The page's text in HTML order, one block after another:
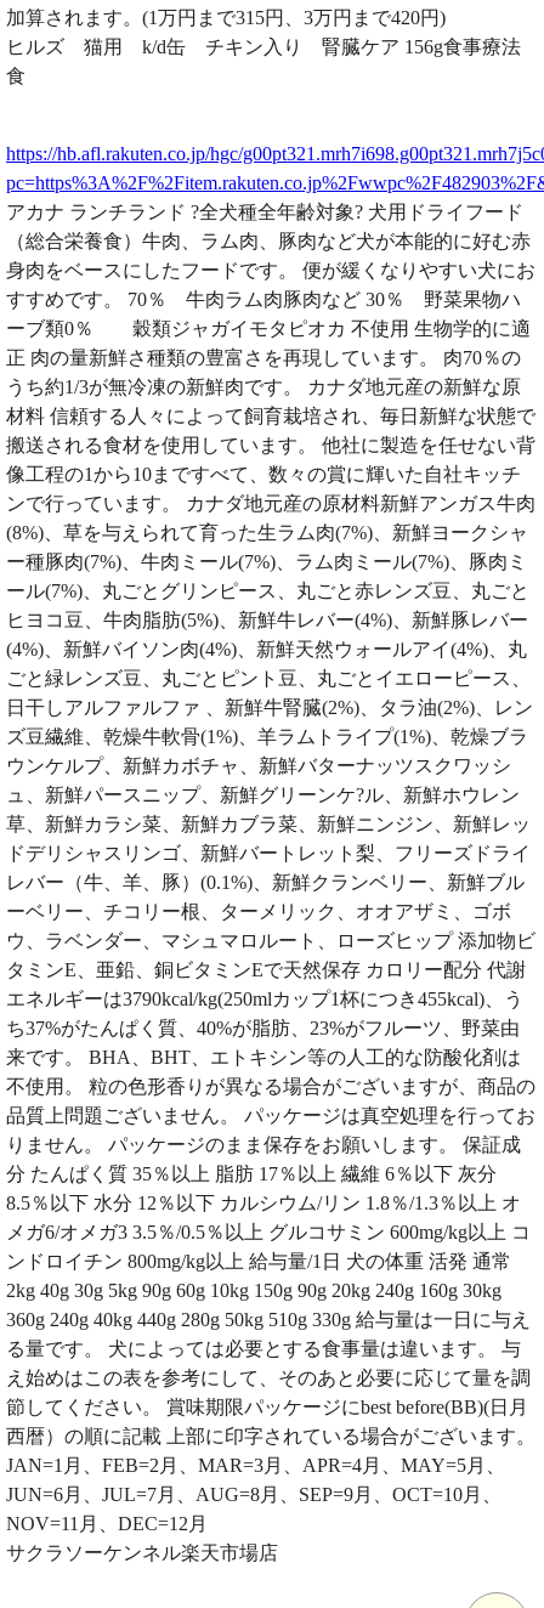
加算されます。(1万円まで315円、3万円まで420円)
ヒルズ 猫用 k/d缶 チキン入り 腎臓ケア 156g食事療法
食
https://hb.afl.rakuten.co.jp/hgc/
アカナ ランチランド ?全犬種全年齢対象? 犬用ドライフード
（総合栄養食）牛肉、ラム肉、豚肉など犬が本能的に好む赤
身肉をベースにしたフードです。 便が緩くなりやすい犬にお
すすめです。 70％ 牛肉ラム肉豚肉など 30％ 野菜果物ハ
ーブ類0％ 穀類ジャガイモタピオカ 不使用 生物学的に適
正 肉の量新鮮さ種類の豊富さを再現しています。 肉70％の
うち約1/3が無冷凍の新鮮肉です。 カナダ地元産の新鮮な原
材料 信頼する人々によって飼育栽培され、毎日新鮮な状態で
搬送される食材を使用しています。 他社に製造を任せない背
像工程の1から10まですべて、数々の賞に輝いた自社キッチ
ンで行っています。 カナダ地元産の原材料新鮮アンガス牛肉
(8%)、草を与えられて育った生ラム肉(7%)、新鮮ヨークシャ
ー種豚肉(7%)、牛肉ミール(7%)、ラム肉ミール(7%)、豚肉ミ
ール(7%)、丸ごとグリンピース、丸ごと赤レンズ豆、丸ごと
ヒヨコ豆、牛肉脂肪(5%)、新鮮牛レバー(4%)、新鮮豚レバー
(4%)、新鮮バイソン肉(4%)、新鮮天然ウォールアイ(4%)、丸
ごと緑レンズ豆、丸ごとピント豆、丸ごとイエローピース、
日干しアルファルファ 、新鮮牛腎臓(2%)、タラ油(2%)、レン
ズ豆繊維、乾燥牛軟骨(1%)、羊ラムトライプ(1%)、乾燥ブラ
ウンケルプ、新鮮カボチャ、新鮮バターナッツスクワッシ
ュ、新鮮パースニップ、新鮮グリーンケ?ル、新鮮ホウレン
草、新鮮カラシ菜、新鮮カブラ菜、新鮮ニンジン、新鮮レッ
ドデリシャスリンゴ、新鮮バートレット梨、フリーズドライ
レバー（牛、羊、豚）(0.1%)、新鮮クランベリー、新鮮ブル
ーベリー、チコリー根、ターメリック、オオアザミ、ゴボ
ウ、ラベンダー、マシュマロルート、ローズヒップ 添加物ビ
タミンE、亜鉛、銅ビタミンEで天然保存 カロリー配分 代謝
エネルギーは3790kcal/kg(250mlカップ1杯につき455kcal)、う
ち37%がたんぱく質、40%が脂肪、23%がフルーツ、野菜由
来です。 BHA、BHT、エトキシン等の人工的な防酸化剤は
不使用。 粒の色形香りが異なる場合がございますが、商品の
品質上問題ございません。 パッケージは真空処理を行ってお
りません。 パッケージのまま保存をお願いします。 保証成
分 たんぱく質 35％以上 脂肪 17％以上 繊維 6％以下 灰分
8.5％以下 水分 12％以下 カルシウム/リン 1.8％/1.3％以上 オ
メガ6/オメガ3 3.5％/0.5％以上 グルコサミン 600mg/kg以上 コ
ンドロイチン 800mg/kg以上 給与量/1日 犬の体重 活発 通常
2kg 40g 30g 5kg 90g 60g 10kg 150g 90g 20kg 240g 160g 30kg
360g 240g 40kg 440g 280g 50kg 510g 330g 給与量は一日に与え
る量です。 犬によっては必要とする食事量は違います。 与
え始めはこの表を参考にして、そのあと必要に応じて量を調
節してください。 賞味期限パッケージにbest before(BB)(日月
西暦）の順に記載 上部に印字されている場合がございます。
JAN=1月、FEB=2月、MAR=3月、APR=4月、MAY=5月、
JUN=6月、JUL=7月、AUG=8月、SEP=9月、OCT=10月、
NOV=11月、DEC=12月
サクラソーケンネル楽天市場店